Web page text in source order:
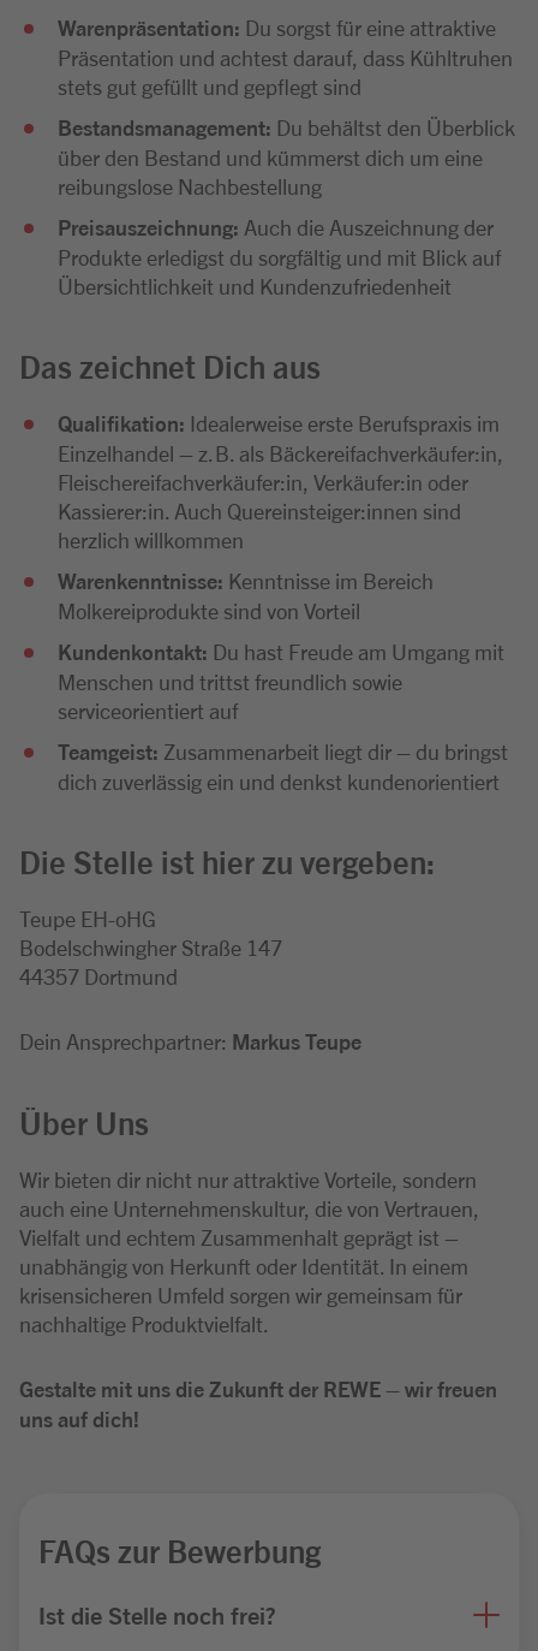
Warenpräsentation: Du sorgst für eine attraktive
Präsentation und achtest darauf, dass Kühltruhen
stets gut gefüllt und gepflegt sind
Bestandsmanagement: Du behältst den Überblick
über den Bestand und kümmerst dich um eine
reibungslose Nachbestellung
Preisauszeichnung: Auch die Auszeichnung der
Produkte erledigst du sorgfältig und mit Blick auf
Übersichtlichkeit und Kundenzufriedenheit
Das zeichnet Dich aus
Qualifikation: Idealerweise erste Berufspraxis im
Einzelhandel – z. B. als Bäckereifachverkäufer:in,
Fleischereifachverkäufer:in, Verkäufer:in oder
Kassierer:in. Auch Quereinsteiger:innen sind
herzlich willkommen
Warenkenntnisse: Kenntnisse im Bereich
Molkereiprodukte sind von Vorteil
Kundenkontakt: Du hast Freude am Umgang mit
Menschen und trittst freundlich sowie
serviceorientiert auf
Teamgeist: Zusammenarbeit liegt dir – du bringst
dich zuverlässig ein und denkst kundenorientiert
Die Stelle ist hier zu vergeben:
Teupe EH-oHG
Bodelschwingher Straße 147
44357 Dortmund
Dein Ansprechpartner: Markus Teupe
Über Uns
Wir bieten dir nicht nur attraktive Vorteile, sondern
auch eine Unternehmenskultur, die von Vertrauen,
Vielfalt und echtem Zusammenhalt geprägt ist –
unabhängig von Herkunft oder Identität. In einem
krisensicheren Umfeld sorgen wir gemeinsam für
nachhaltige Produktvielfalt.
Gestalte mit uns die Zukunft der REWE – wir freuen
uns auf dich!
FAQs zur Bewerbung
Ist die Stelle noch frei?